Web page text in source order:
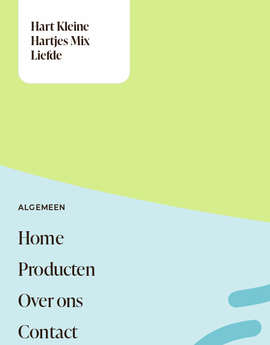
Hart Kleine
Hartjes Mix
Liefde
ALGEMEEN
Home
Producten
Over ons
Contact